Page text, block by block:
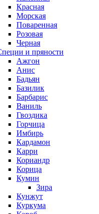
Красная
Морская
Поваренная
Розовая
Черная
и пряности
Ажгон
Анис
Бадьян
Базилик
Барбарис
Ваниль
Гвоздика
Горчица
Имбирь
Кардамон
Карри
Кориандр
Корица
Кумин
Зира
Кунжут
Куркума